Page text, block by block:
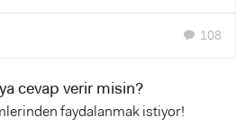
chat 108
cevap verir misin?
faydalanmak istiyor!